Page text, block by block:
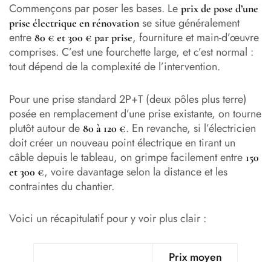
Commençons par poser les bases. Le prix de pose d’une
prise électrique en rénovation se situe généralement
entre 80 € et 300 € par prise, fourniture et main-d’œuvre
comprises. C’est une fourchette large, et c’est normal :
tout dépend de la complexité de l’intervention.
Pour une prise standard 2P+T (deux pôles plus terre)
posée en remplacement d’une prise existante, on tourne
plutôt autour de 80 à 120 €. En revanche, si l’électricien
doit créer un nouveau point électrique en tirant un
câble depuis le tableau, on grimpe facilement entre 150
et 300 €, voire davantage selon la distance et les
contraintes du chantier.
Voici un récapitulatif pour y voir plus clair :
Prix moyen